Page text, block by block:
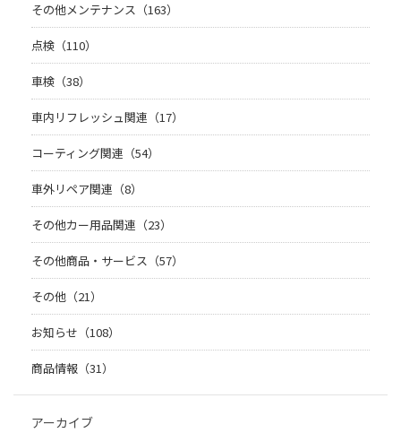
その他メンテナンス（163）
点検（110）
車検（38）
車内リフレッシュ関連（17）
コーティング関連（54）
車外リペア関連（8）
その他カー用品関連（23）
その他商品・サービス（57）
その他（21）
お知らせ（108）
商品情報（31）
アーカイブ